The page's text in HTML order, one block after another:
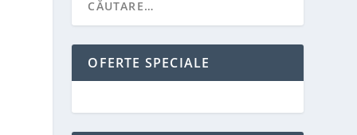
OFERTE SPECIALE